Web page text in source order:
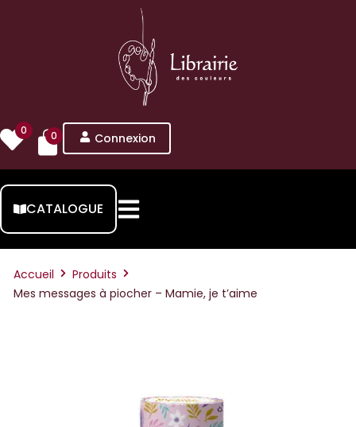
0 0 Connexion
CATALOGUE
Accueil
Produits
Mes messages à piocher – Mamie, je t’aime